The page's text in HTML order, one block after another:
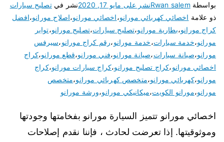
بواسطة Rwan salemنشر على مايو 17, 2020 نشر فيتصليح سيارات
ذو علامة اخصائي كهربائي مورانو،اخصائي مورانو،اصلاح مورانو،افضل
كراج مورانو،بطارية مورانو،تصليح سيارات،تصليح مورانو،تواير
مورانو،خدمة سيارات،خدمة مورانو،رقم كراج مورانو،سيرفس
مورانو،صيانة سيارات،صيانة مورانو،فني مورانو،قطع مورانو،كراج
اخصائي مورانو،كراج تصليح مورانو،كراج سيارات مورانو،كراج
مورانو،كهربائي مورانو،متخصص كهربائي مورانو،متخصص
مورانو،مورانو الكويت،ميكانيكي مورانو،ورشة مورانو
اخصائي مورانو تتميز السيارة مورانو بفخامتها وجودتها
وموثوقيتها. إذا تعرضت لحادث ، فإننا نقدم إصلاحات